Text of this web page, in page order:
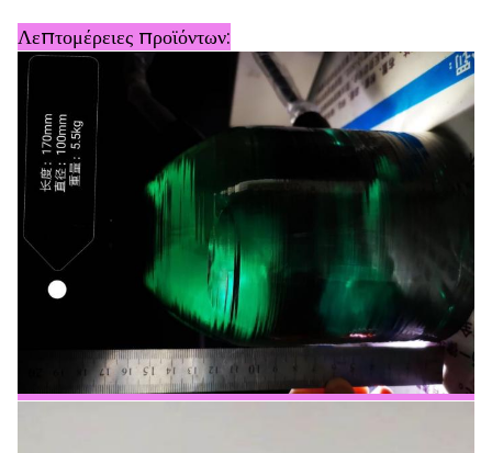
Λεπτομέρειες προϊόντων: